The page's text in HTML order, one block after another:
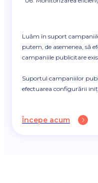
Luăm în suport
putem, de asemenea, să
campaniile publicitare
Suportul campaniilor
efectuarea configurării
Începe acum